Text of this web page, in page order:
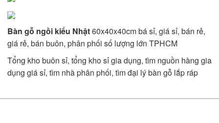
Bàn gỗ ngồi kiểu Nhật60x40x40cm bá sỉ, giá sỉ, bán rẻ,
giá rẻ, bán buôn, phân phối số lượng lớn TPHCM
Tổng kho buôn sỉ, tổng kho sỉ gia dụng, tìm nguồn hàng gia
dụng giá sỉ, tìm nhà phân phối, tìm đại lý bàn gỗ lắp ráp